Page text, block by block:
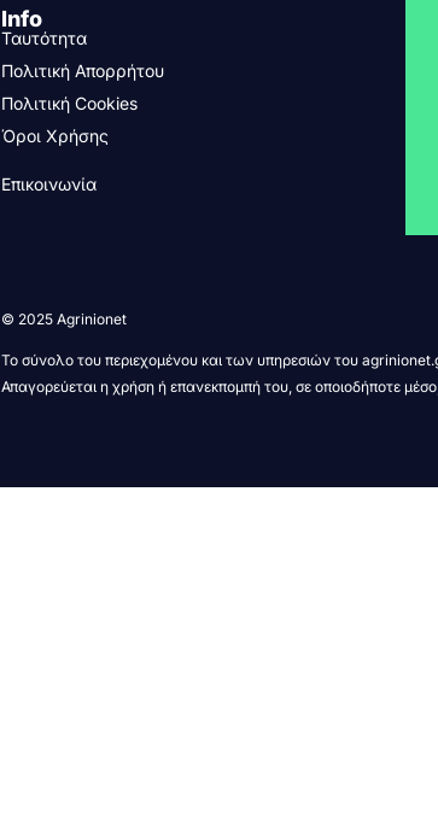
Info
Ταυτότητα
Πολιτική Απορρήτου
Πολιτική Cookies
Όροι Χρήσης
Επικοινωνία
© 2025 Agrinionet
Το σύνολο του περιεχομένου και των υπηρεσιών του
Απαγορεύεται η χρήση ή επανεκπομπή του, σε οποιοδήποτε